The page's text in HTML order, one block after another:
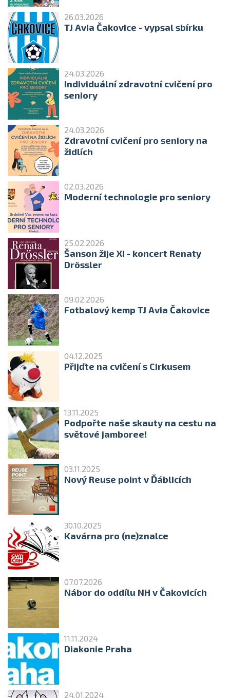
26.03.2026
TJ Avia Čakovice - vypsal sbírku
24.03.2026
Individuální zdravotní cvičení pro
seniory
24.03.2026
Zdravotní cvičení pro seniory na
židlích
02.03.2026
Moderní technologie pro seniory
25.02.2026
Šanson žije XI - koncert Renaty
Drössler
09.02.2026
Fotbalový kemp TJ Avia Čakovice
04.12.2025
Přijďte na cvičení s Cirkusem
13.11.2025
Podpořte naše skauty na cestu na
světové jamboree!
03.11.2025
Nový Reuse point v Ďáblicích
30.10.2025
Kavárna pro (ne)znalce
07.07.2026
Nábor do oddílu NH v Čakovicích
11.11.2024
Diakonie Praha
24.01.2024